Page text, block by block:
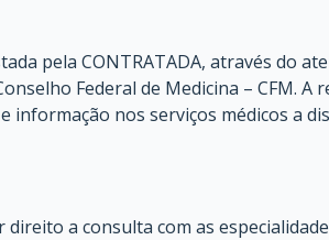
pela CONTRATADA, através do
Federal de Medicina – CFM.
informação nos serviços médicos a
a consulta com as